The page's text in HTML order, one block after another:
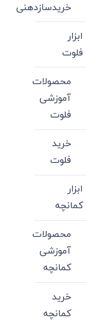
خریدسازدهنی
ابزار
فلوت
محصولات
آموزشی
فلوت
خرید
فلوت
ابزار
کمانچه
محصولات
آموزشی
کمانچه
خرید
کمانچه